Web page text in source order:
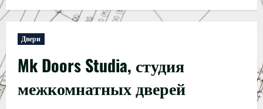
Двери
Mk Doors Studia, студия
межкомнатных дверей